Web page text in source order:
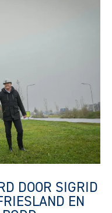
DOOR SIGRID
EN